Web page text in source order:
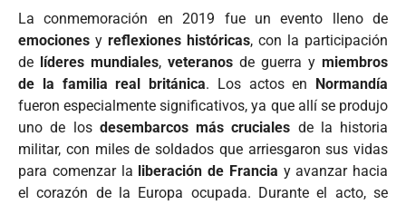
La conmemoración en 2019 fue un evento lleno de
emociones y reflexiones históricas, con la participación
de
líderes mundiales, veteranos de guerra y miembros
de la familia real británica. Los actos en
Normandía
fueron especialmente significativos, ya que allí se produjo
uno de los desembarcos más cruciales de la historia
militar, con miles de soldados que arriesgaron sus vidas
para comenzar la liberación de Francia y avanzar hacia
el corazón de la Europa ocupada. Durante el acto, se